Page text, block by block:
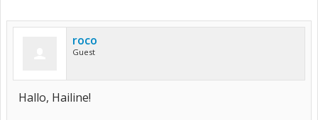
roco
Guest
Hallo, Hailine!